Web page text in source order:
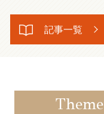
記事一覧
Theme